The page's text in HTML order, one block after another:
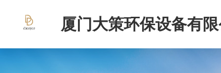
厦门大策环保设备有